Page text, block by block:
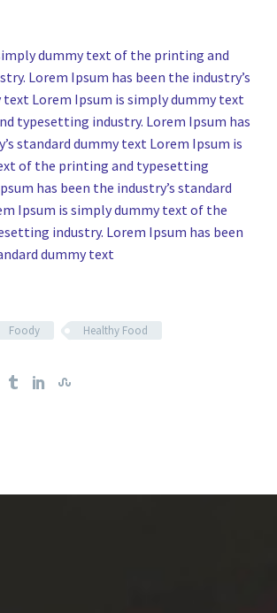
dummy text of the printing and
Lorem Ipsum has been the industry’s
text Lorem Ipsum is simply dummy text
typesetting industry. Lorem Ipsum has
standard dummy text Lorem Ipsum is
of the printing and typesetting
has been the industry’s standard
Ipsum is simply dummy text of the
industry. Lorem Ipsum has been
dummy text
Foody Healthy Food